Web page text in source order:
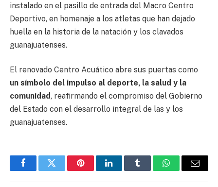
instalado en el pasillo de entrada del Macro Centro
Deportivo, en homenaje a los atletas que han dejado
huella en la historia de la natación y los clavados
guanajuatenses.
El renovado Centro Acuático abre sus puertas como
un símbolo del impulso al deporte, la salud y la
comunidad, reafirmando el compromiso del Gobierno
del Estado con el desarrollo integral de las y los
guanajuatenses.
FacebookTwitter PinterestLinkedInTumblr WhatsAppEmail